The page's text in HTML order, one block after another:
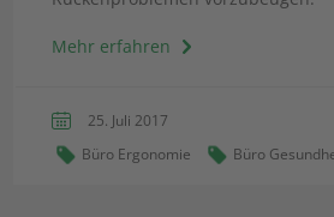
Mehr erfahren
25. Juli 2017
Büro Ergonomie
Büro